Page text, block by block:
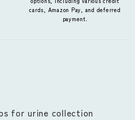
cards, Amazon Pay, and deferred
payment.
for urine collection